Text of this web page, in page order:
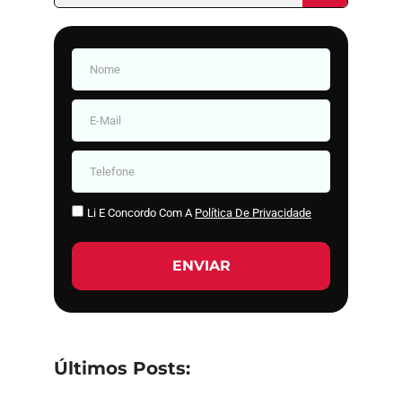
Li E Concordo Com A Política De Privacidade
ENVIAR
Últimos Posts: